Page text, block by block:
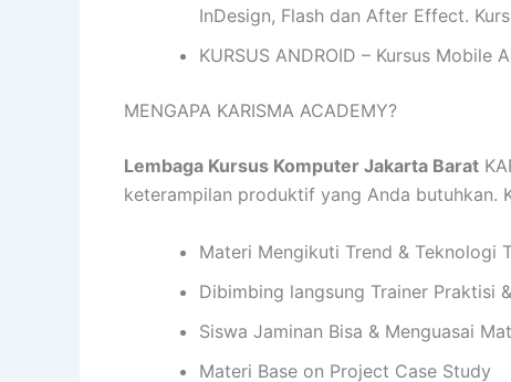
InDesign, Flash dan After Effect.
KURSUS ANDROID – Kursus
MENGAPA KARISMA ACADEMY?
Lembaga Kursus Komputer Jakarta Barat
keterampilan produktif yang Anda butuhkan.
Materi Mengikuti Trend & Teknologi
Dibimbing langsung Trainer Praktisi
Siswa Jaminan Bisa & Menguasai
Materi Base on Project Case Study